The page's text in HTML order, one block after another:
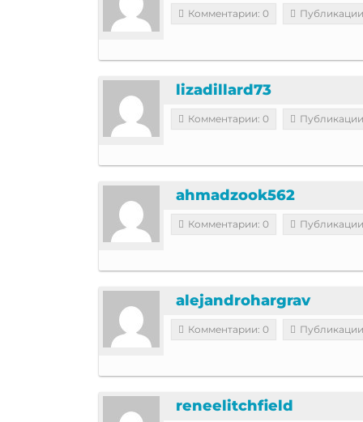
Комментарии: 0
lizadillard73
Комментарии: 0
ahmadzook562
Комментарии: 0
alejandrohargrav
Комментарии: 0
reneelitchfield